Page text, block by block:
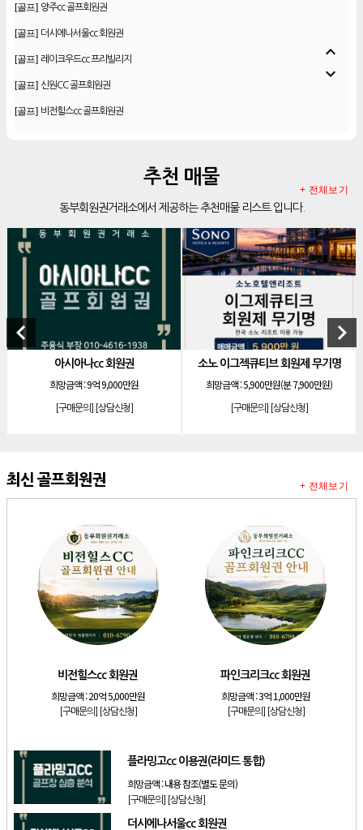
[골프] 양주cc 골프회원권
[골프] 더시에나서울cc 회원권
[골프] 레이크우드cc 프리빌리지
[골프] 신원CC 골프회원권
[골프] 비전힐스cc 골프회원권
안토리조트 130평 개인 무기명
[리조트] 한화 안토 77평 등기 기명
[리조트]한화 안토 67평 하프 등기 기명
[리조트]한화리조트 스위트 회원제 무기명
[리조트] 소노 이그젝큐티브 회원제 무기명
[리조트]소노호텔앤리조트 로얄 회원제 기명
소노호텔앤리조트 로얄 회원제 기명
[리조트] 소노호텔앤리조트 스위트 등기 무기명
[리조트]소노호텔앤리조트 스위트 등기 기명
소노호텔앤리조트 이그제큐티브 무기명 회원제
아시아나cc 회원권
발리오스cc 회원권 종류
[리조트]소노호텔앤리조트 패밀리 등기 무기명
비전힐스cc 회원권
소노호텔앤리조트 패밀리 회원권
플라밍고cc 이용권(라미드 통합)
expand_less
expand_more
추천 매물
동부회원권거래소에서 제공하는 추천매물 리스트 입니다.
+ 전체보기
keyboard_arrow_left
아시아나cc 회원권
희망금액 :9억 9,000만원
[구매문의][상담신청]
소노 이그젝큐티브 회원제 무기명
희망금액 :5,900만원(분 7,900만원)
[구매문의][상담신청]
keyboard_arrow_right
최신 골프회원권
비전힐스cc 회원권
희망금액 :20억 5,000만원
[구매문의] [상담신청]
파인크리크cc 회원권
희망금액 :3억 1,000만원
[구매문의] [상담신청]
플라밍고cc 이용권(라미드 통합)
희망금액 :내용 참조(별도 문의)
[구매문의] [상담신청]
더시에나서울cc 회원권
+ 전체보기